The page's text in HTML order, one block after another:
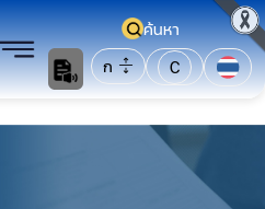
ค้นหา
ก
C